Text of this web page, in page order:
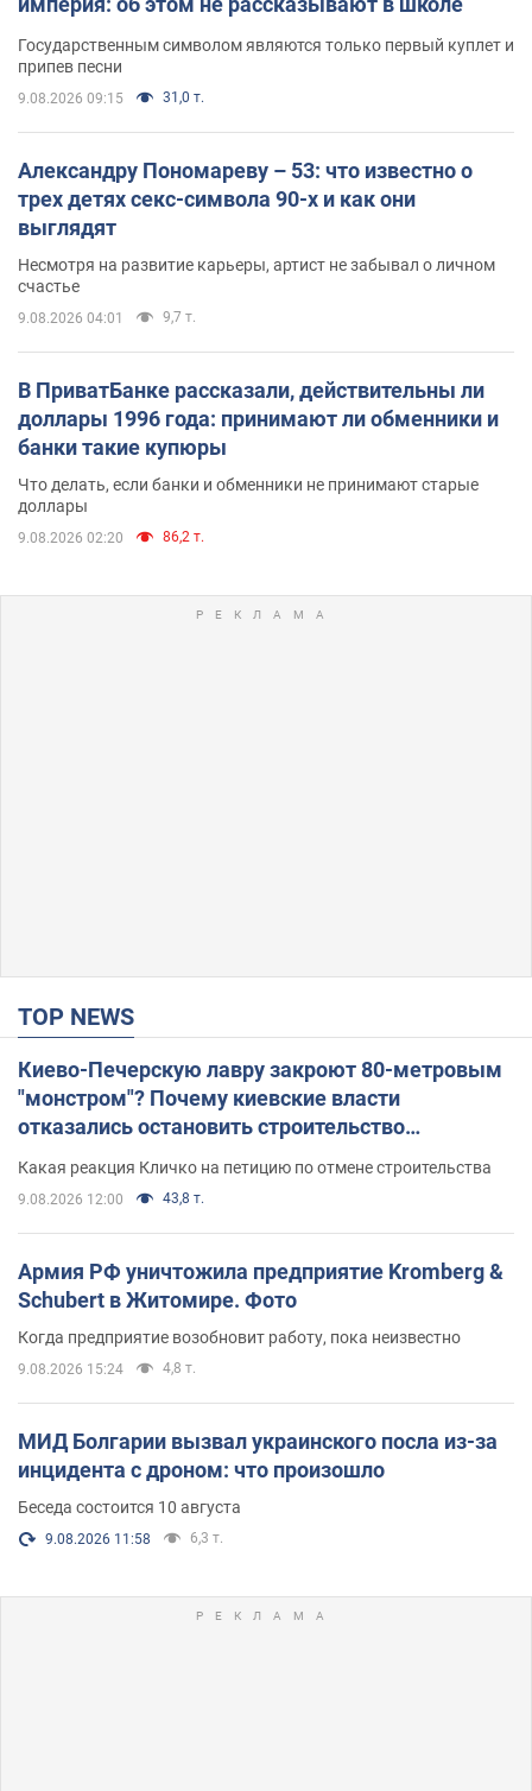
Государственным символом являются только первый куплет и
припев песни
9.08.2026 09:15 31,0 т.
Александру Пономареву – 53: что известно о
трех детях секс-символа 90-х и как они
выглядят
Несмотря на развитие карьеры, артист не забывал о личном
счастье
9.08.2026 04:01 9,7 т.
В ПриватБанке рассказали, действительны ли
доллары 1996 года: принимают ли обменники и
банки такие купюры
Что делать, если банки и обменники не принимают старые
доллары
9.08.2026 02:20 86,2 т.
TOP NEWS
Киево-Печерскую лавру закроют 80-метровым
"монстром"? Почему киевские власти
отказались остановить строительство
Какая реакция Кличко на петицию по отмене строительства
9.08.2026 12:00 43,8 т.
Армия РФ уничтожила предприятие Kromberg &
Schubert в Житомире. Фото
Когда предприятие возобновит работу, пока неизвестно
9.08.2026 15:24 4,8 т.
МИД Болгарии вызвал украинского посла из-за
инцидента с дроном: что произошло
Беседа состоится 10 августа
9.08.2026 11:58 6,3 т.